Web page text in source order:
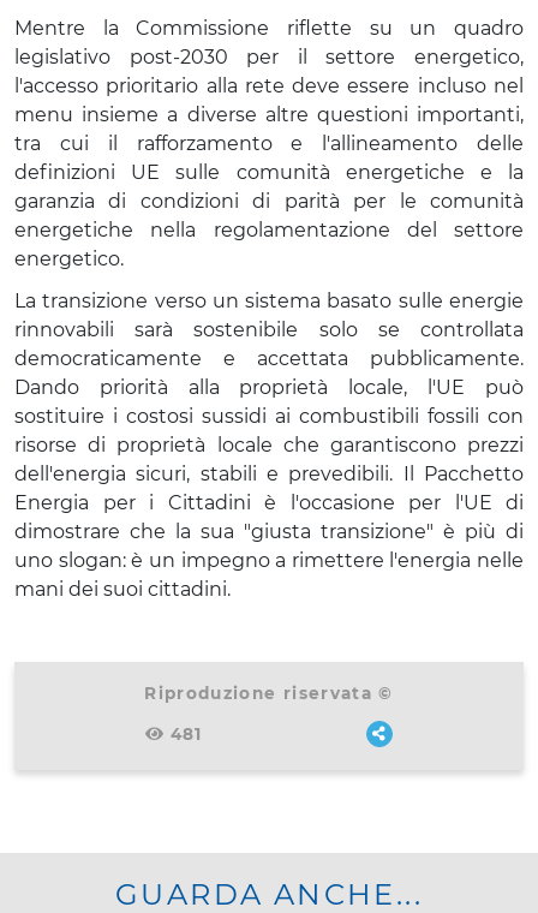
Mentre la Commissione riflette su un quadro
legislativo post-2030 per il settore energetico,
l'accesso prioritario alla rete deve essere incluso nel
menu insieme a diverse altre questioni importanti,
tra cui il rafforzamento e l'allineamento delle
definizioni UE sulle comunità energetiche e la
garanzia di condizioni di parità per le comunità
energetiche nella regolamentazione del settore
energetico.
La transizione verso un sistema basato sulle energie
rinnovabili sarà sostenibile solo se controllata
democraticamente e accettata pubblicamente.
Dando priorità alla proprietà locale, l'UE può
sostituire i costosi sussidi ai combustibili fossili con
risorse di proprietà locale che garantiscono prezzi
dell'energia sicuri, stabili e prevedibili. Il Pacchetto
Energia per i Cittadini è l'occasione per l'UE di
dimostrare che la sua "giusta transizione" è più di
uno slogan: è un impegno a rimettere l'energia nelle
mani dei suoi cittadini.
Riproduzione riservata ©
481
GUARDA ANCHE...